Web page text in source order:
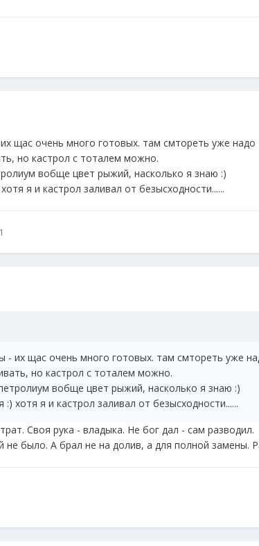
щас очень много готовых. там смтореть уже надо
но кастрол с тоталем можно.
вобще цвет рыжий, насколько я знаю :)
я и кастрол заливал от безысходности......
- их щас очень много готовых. там смтореть уже
но кастрол с тоталем можно.
вобще цвет рыжий, насколько я знаю :)
хотя я и кастрол заливал от безысходности......
Своя рука - владыка. Не бог дал - сам разводил.
не было. А брал не на долив, а для полной замены.